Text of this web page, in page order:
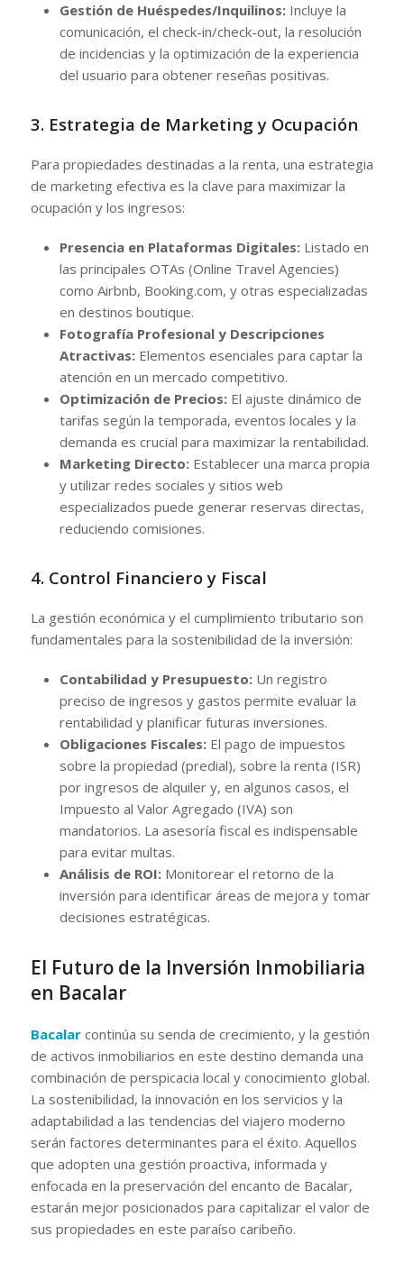
Gestión de Huéspedes/Inquilinos:Incluye la
comunicación, el check-in/check-out, la resolución
de incidencias y la optimización de la experiencia
del usuario para obtener reseñas positivas.
3. Estrategia de Marketing y Ocupación
Para propiedades destinadas a la renta, una estrategia
de marketing efectiva es la clave para maximizar la
ocupación y los ingresos:
Presencia en Plataformas Digitales:Listado en
las principales OTAs (Online Travel Agencies)
como Airbnb, Booking.com, y otras especializadas
en destinos boutique.
Fotografía Profesional y Descripciones
Atractivas:Elementos esenciales para captar la
atención en un mercado competitivo.
Optimización de Precios:El ajuste dinámico de
tarifas según la temporada, eventos locales y la
demanda es crucial para maximizar la rentabilidad.
Marketing Directo:Establecer una marca propia
y utilizar redes sociales y sitios web
especializados puede generar reservas directas,
reduciendo comisiones.
4. Control Financiero y Fiscal
La gestión económica y el cumplimiento tributario son
fundamentales para la sostenibilidad de la inversión:
Contabilidad y Presupuesto:Un registro
preciso de ingresos y gastos permite evaluar la
rentabilidad y planificar futuras inversiones.
Obligaciones Fiscales:El pago de impuestos
sobre la propiedad (predial), sobre la renta (ISR)
por ingresos de alquiler y, en algunos casos, el
Impuesto al Valor Agregado (IVA) son
mandatorios. La asesoría fiscal es indispensable
para evitar multas.
Análisis de ROI:Monitorear el retorno de la
inversión para identificar áreas de mejora y tomar
decisiones estratégicas.
El Futuro de la Inversión Inmobiliaria
en Bacalar
Bacalar continúa su senda de crecimiento, y la gestión
de activos inmobiliarios en este destino demanda una
combinación de perspicacia local y conocimiento global.
La sostenibilidad, la innovación en los servicios y la
adaptabilidad a las tendencias del viajero moderno
serán factores determinantes para el éxito. Aquellos
que adopten una gestión proactiva, informada y
enfocada en la preservación del encanto de Bacalar,
estarán mejor posicionados para capitalizar el valor de
sus propiedades en este paraíso caribeño.